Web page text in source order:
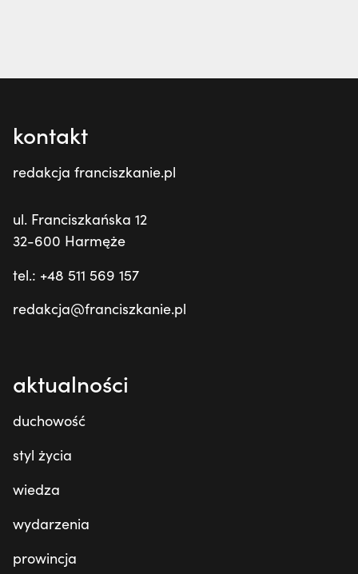
kontakt
redakcja franciszkanie.pl
ul. Franciszkańska 12
32-600 Harmęże
tel.: +48 511 569 157
redakcja@franciszkanie.pl
aktualności
duchowość
styl życia
wiedza
wydarzenia
prowincja